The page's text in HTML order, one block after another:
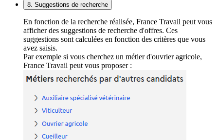
8. Suggestions de recherche
En fonction de la recherche réalisée, France Travail peut vous
afficher des suggestions de recherche d'offres. Ces
suggestions sont calculées en fonction des critères que vous
avez saisis.
Par exemple si vous cherchez un métier d'ouvrier agricole,
France Travail peut vous proposer :